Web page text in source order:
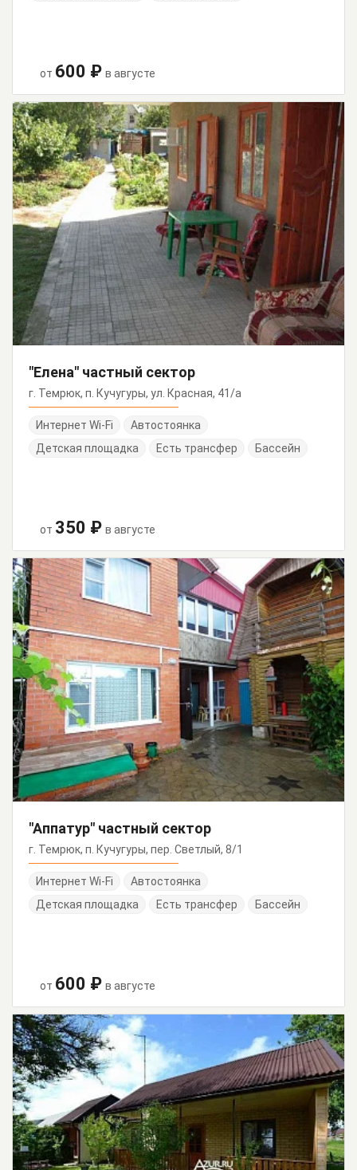
от 600 ₽ в августе
"Елена" частный сектор
г. Темрюк, п. Кучугуры, ул. Красная, 41/а
Интернет Wi-Fi
Автостоянка
Детская площадка
Есть трансфер Бассейн
от 350 ₽ в августе
"Аппатур" частный сектор
г. Темрюк, п. Кучугуры, пер. Светлый, 8/1
Интернет Wi-Fi
Автостоянка
Детская площадка
Есть трансфер Бассейн
от 600 ₽ в августе